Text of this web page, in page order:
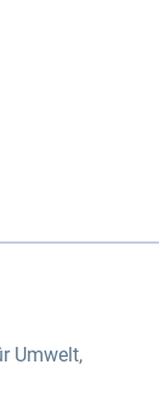
Umwelt,